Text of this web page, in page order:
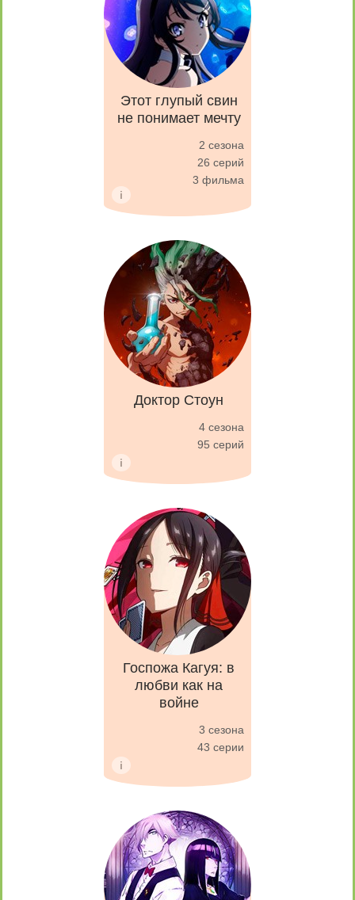
Этот глупый свин
не понимает мечту
2 сезона
26 серий
3 фильма
Доктор Стоун
4 сезона
95 серий
Госпожа Кагуя: в
любви как на
войне
3 сезона
43 серии